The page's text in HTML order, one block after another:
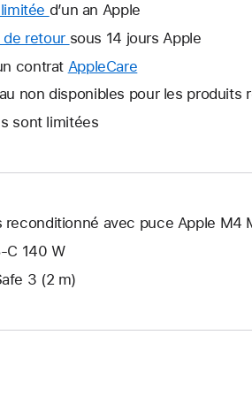
Une
nouvelle
s’ouvre.
d’un an Apple
de retour Une
nouvelle
s’ouvre.
sous 14 jours Apple
contrat AppleCare
nouvelle
non disponibles pour les produits
sont limitées
reconditionné avec puce Apple M4
C 140 W
3 (2 m)